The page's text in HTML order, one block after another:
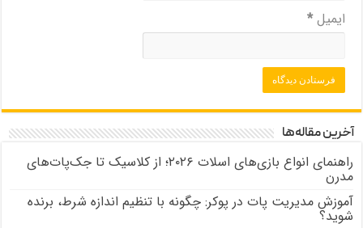
ایمیل*
آخرین مقاله‌ها
راهنمای انواع بازی‌های اسلات ۲۰۲۶؛ از کلاسیک تا جک‌پات‌های
مدرن
آموزش مدیریت پات در پوکر: چگونه با تنظیم اندازه شرط، برنده
شوید؟